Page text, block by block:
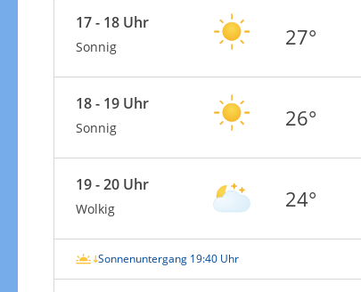
17 - 18 Uhr
Sonnig 27°
18 - 19 Uhr
Sonnig 26°
19 - 20 Uhr
Wolkig 24°
Sonnenuntergang 19:40 Uhr